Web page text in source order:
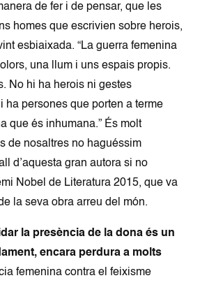
de fer i de pensar, que les
homes que escrivien sobre herois,
esbiaixada. “La guerra femenina
una llum i uns espais propis.
No hi ha herois ni gestes
ha persones que porten a terme
que és inhumana.” És molt
de nosaltres no haguéssim
d’aquesta gran autora si no
Nobel de Literatura 2015, que va
la seva obra arreu del món.
la presència de la dona és un
encara perdura a molts
femenina contra el feixisme